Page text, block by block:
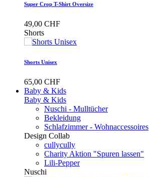
Super Crop T-Shirt Oversize
49,00 CHF
Shorts
Shorts Unisex
65,00 CHF
Baby & Kids
Baby & Kids
Nuschi - Mulltücher
Bekleidung
Schlafzimmer - Wohnaccessoires
Design Collab
cullycully
Charity Aktion "Spuren lassen"
Lili-Pepper
Nuschi